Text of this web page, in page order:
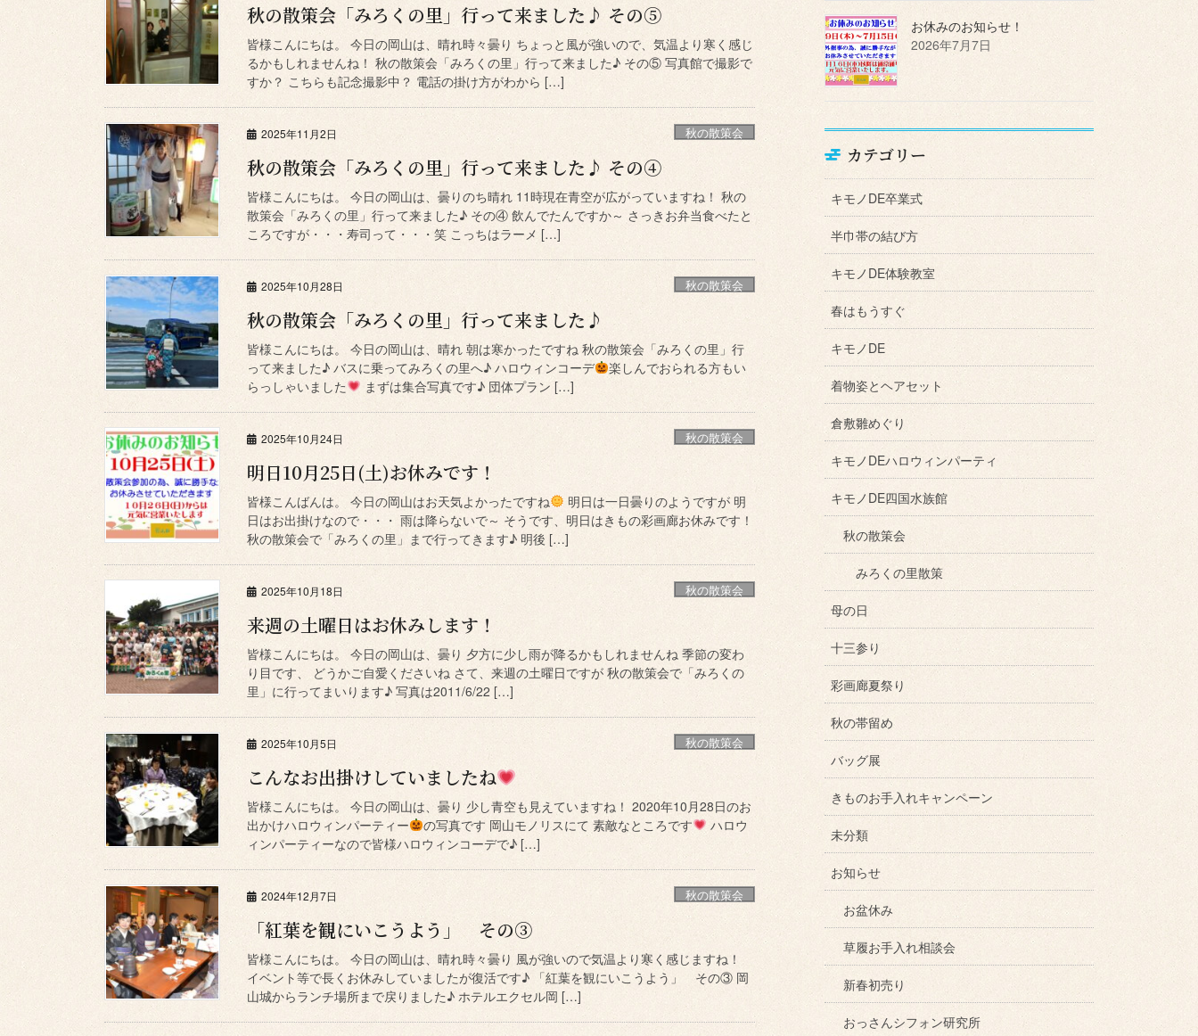
秋の散策会「みろくの里」行って来ました♪ その⑤
皆様こんにちは。 今日の岡山は、晴れ時々曇り ちょっと風が強いので、気温より寒く感じ
るかもしれませんね！ 秋の散策会「みろくの里」行って来ました♪ その⑤ 写真館で撮影で
すか？ こちらも記念撮影中？ 電話の掛け方がわから […]
2025年11月2日 秋の散策会
秋の散策会「みろくの里」行って来ました♪ その④
皆様こんにちは。 今日の岡山は、曇りのち晴れ 11時現在青空が広がっていますね！ 秋の
散策会「みろくの里」行って来ました♪ その④ 飲んでたんですか～ さっきお弁当食べたと
ころですが・・・寿司って・・・笑 こっちはラーメ […]
2025年10月28日 秋の散策会
秋の散策会「みろくの里」行って来ました♪
皆様こんにちは。 今日の岡山は、晴れ 朝は寒かったですね 秋の散策会「みろくの里」行
って来ました♪ バスに乗ってみろくの里へ♪ ハロウィンコーデ
楽しんでおられる方もい
らっしゃいました
まずは集合写真です♪ 団体プラン […]
2025年10月24日 秋の散策会
明日10月25日(土)お休みです！
皆様こんばんは。 今日の岡山はお天気よかったですね
明日は一日曇りのようですが 明
日はお出掛けなので・・・ 雨は降らないで～ そうです、明日はきもの彩画廊お休みです！
秋の散策会で「みろくの里」まで行ってきます♪ 明後 […]
2025年10月18日 秋の散策会
来週の土曜日はお休みします！
皆様こんにちは。 今日の岡山は、曇り 夕方に少し雨が降るかもしれませんね 季節の変わ
り目です、 どうかご自愛くださいね さて、来週の土曜日ですが 秋の散策会で「みろくの
里」に行ってまいります♪ 写真は2011/6/22 […]
2025年10月5日 秋の散策会
こんなお出掛けしていましたね
皆様こんにちは。 今日の岡山は、曇り 少し青空も見えていますね！ 2020年10月28日のお
出かけハロウィンパーティー
の写真です 岡山モノリスにて 素敵なところです
ハロウ
ィンパーティーなので皆様ハロウィンコーデで♪ […]
2024年12月7日 秋の散策会
「紅葉を観にいこうよう」 その③
皆様こんにちは。 今日の岡山は、晴れ時々曇り 風が強いので気温より寒く感じますね！
イベント等で長くお休みしていましたが復活です♪ 「紅葉を観にいこうよう」 その③ 岡
山城からランチ場所まで戻りました♪ ホテルエクセル岡 […]
お休みのお知らせ！
2026年7月7日
カテゴリー
キモノDE卒業式
半巾帯の結び方
キモノDE体験教室
春はもうすぐ
キモノDE
着物姿とヘアセット
倉敷雛めぐり
キモノDEハロウィンパーティ
キモノDE四国水族館
秋の散策会
みろくの里散策
母の日
十三参り
彩画廊夏祭り
秋の帯留め
バッグ展
きものお手入れキャンペーン
未分類
お知らせ
お盆休み
草履お手入れ相談会
新春初売り
おっさんシフォン研究所